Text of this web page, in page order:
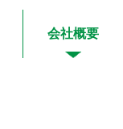
会社概要